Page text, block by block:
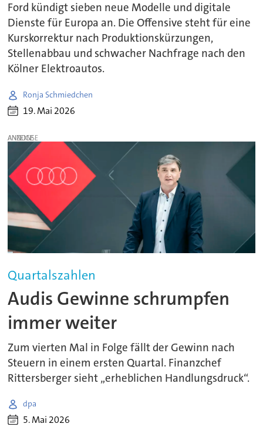
Ford kündigt sieben neue Modelle und digitale
Dienste für Europa an. Die Offensive steht für eine
Kurskorrektur nach Produktionskürzungen,
Stellenabbau und schwacher Nachfrage nach den
Kölner Elektroautos.
Ronja Schmiedchen
19. Mai 2026
ANZEIGE
Quartalszahlen
Audis Gewinne schrumpfen
immer weiter
Zum vierten Mal in Folge fällt der Gewinn nach
Steuern in einem ersten Quartal. Finanzchef
Rittersberger sieht „erheblichen Handlungsdruck“.
dpa
5. Mai 2026